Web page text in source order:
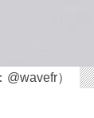
@wavefr）